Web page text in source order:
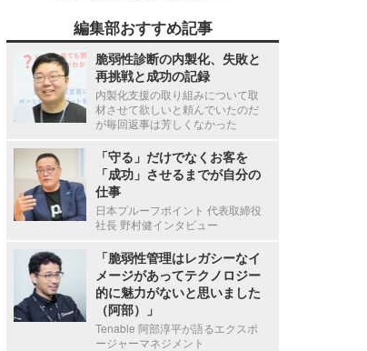
編集部おすすめ記事
脆弱性診断の内製化、失敗と
再挑戦と成功の記録
内製化支援の取り組みについて取
材させて欲しいと頼んでいたのだ
が毎回返事は芳しくなかった
「守る」だけでなくお客を
「成功」させるまでが自分の
仕事
日本プルーフポイント 代表取締役
社長 野村健インタビュー
「脆弱性管理はレガシーなイ
メージがあってテクノロジー
的に魅力がないと思いました
（阿部）」
Tenable 阿部淳平が語るエクスポ
ージャーマネジメント